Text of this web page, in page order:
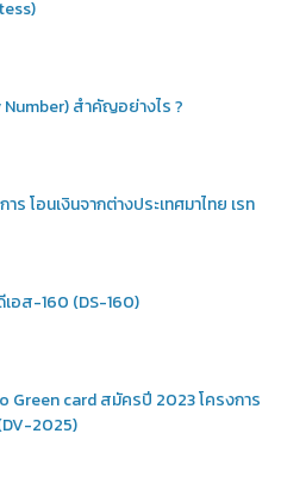
Number) สำคัญอย่างไร ?
โอนเงินจากต่างประเทศมาไทย เรท
เอส-160 (DS-160)
Green card สมัครปี 2023 โครงการ
2025)